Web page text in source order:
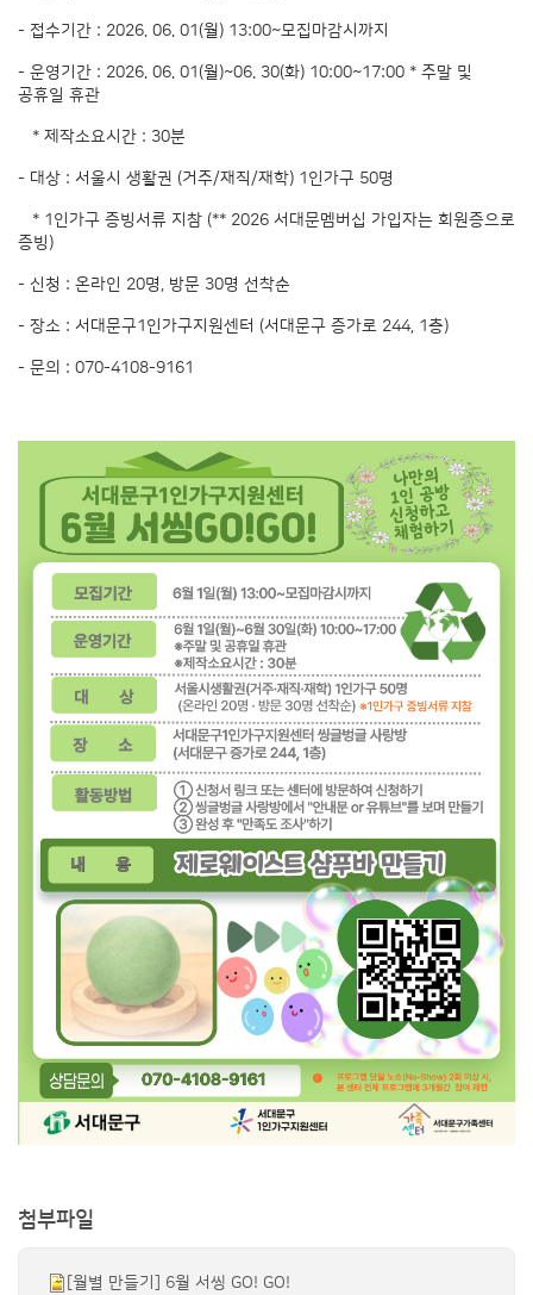
- 접수기간 : 2026. 06. 01(월) 13:00~모집마감시까지
- 운영기간 : 2026. 06. 01(월)~06. 30(화) 10:00~17:00 * 주말 및
공휴일 휴관
* 제작소요시간 : 30분
- 대상 : 서울시 생활권 (거주/재직/재학) 1인가구 50명
* 1인가구 증빙서류 지참 (** 2026 서대문멤버십 가입자는 회원증으로
증빙)
- 신청 : 온라인 20명, 방문 30명 선착순
- 장소 : 서대문구1인가구지원센터 (서대문구 증가로 244, 1층)
- 문의 : 070-4108-9161
첨부파일
[월별 만들기] 6월 서씽 GO! GO!